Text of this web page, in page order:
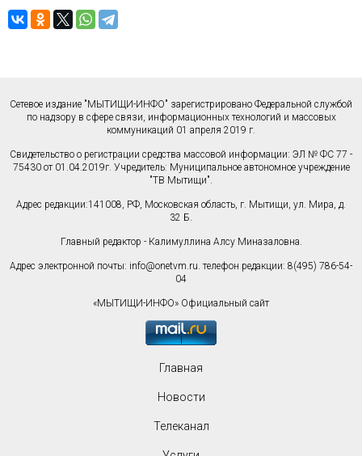
Сетевое издание "МЫТИЩИ-ИНФО" зарегистрировано Федеральной службой
по надзору в сфере связи, информационных технологий и массовых
коммуникаций 01 апреля 2019 г.
Свидетельство о регистрации средства массовой информации: ЭЛ № ФС 77 -
75430 от 01.04.2019г. Учредитель: Муниципальное автономное учреждение
"ТВ Мытищи".
Адрес редакции:141008, РФ, Московская область, г. Мытищи, ул. Мира, д.
32 Б.
Главный редактор - Калимуллина Алсу Миназаловна.
Адрес электронной почты: info@onetvm.ru. телефон редакции: 8(495) 786-54-
04
«МЫТИЩИ-ИНФО» Официальный сайт
Главная
Новости
Телеканал